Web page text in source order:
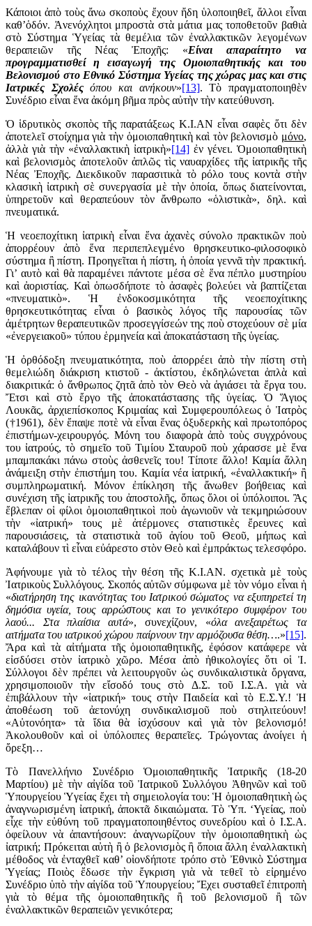
Κάποιοι ἀπὸ τοὺς ἄνω σκοποὺς ἔχουν ἤδη ὑλοποιηθεῖ, ἄλλοι εἶναι
καθ’ὁδόν. Ἀνενόχλητοι μπροστὰ στὰ μάτια μας τοποθετοῦν βαθιὰ
στὸ Σύστημα Ὑγείας τὰ θεμέλια τῶν ἐναλλακτικῶν λεγομένων
θεραπειῶν τῆς Νέας Ἐποχῆς: «Είναι απαραίτητο να
προγραμματισθεί η
εισαγωγή της Ομοιοπαθητικής και του
Βελονισμού στο Εθνικό Σύστημα Υγείας της χώρας μας και στις
Ιατρικές Σχολέςόπου και ανήκουν»[13]. Τὸ πραγματοποιηθὲν
Συνέδριο εἶναι ἕνα ἀκόμη βῆμα πρὸς αὐτὴν τὴν κατεύθυνση.
Ὁ ἱδρυτικὸς σκοπὸς τῆς παρατάξεως Κ.Ι.ΑΝ εἶναι σαφὲς ὅτι δὲν
ἀποτελεῖ στοίχημα γιὰ τὴν ὁμοιοπαθητικὴ καὶ τὸν βελονισμὸ μόνο,
ἀλλὰ γιὰ τὴν «ἐναλλακτικὴ ἰατρικὴ»[14] ἐν γένει. Ὁμοιοπαθητικὴ
καὶ βελονισμὸς ἀποτελοῦν ἁπλῶς τὶς ναυαρχίδες τῆς ἰατρικῆς τῆς
Νέας Ἐποχῆς. Διεκδικοῦν παρασιτικὰ τὸ ρόλο τους κοντὰ στὴν
κλασικὴ ἰατρικὴ σὲ συνεργασία μὲ τὴν ὁποία, ὅπως διατείνονται,
ὑπηρετοῦν καὶ θεραπεύουν τὸν ἄνθρωπο «ὁλιστικὰ», δηλ. καὶ
πνευματικά.
Ἡ νεοεποχίτικη ἰατρικὴ εἶναι ἕνα ἀχανὲς σύνολο πρακτικῶν ποὺ
ἀπορρέουν ἀπὸ ἕνα περιπεπλεγμένο θρησκευτικο-φιλοσοφικὸ
σύστημα ἢ πίστη. Προηγεῖται ἡ πίστη, ἡ ὁποία γεννᾶ τὴν πρακτική.
Γι’ αυτὸ καὶ θὰ παραμένει πάντοτε μέσα σὲ ἕνα πέπλο μυστηρίου
καὶ ἀοριστίας. Καὶ ὁπωσδήποτε τὸ ἀσαφὲς βολεύει νὰ βαπτίζεται
«πνευματικὸ». Ἡ ἐνδοκοσμικότητα τῆς νεοεποχίτικης
θρησκευτικότητας εἶναι ὁ βασικὸς λόγος τῆς παρουσίας τῶν
ἀμέτρητων θεραπευτικῶν προσεγγίσεών της ποὺ στοχεύουν σὲ μία
«ἐνεργειακοῦ» τύπου ἑρμηνεία καὶ ἀποκατάσταση τῆς ὑγείας.
Ἡ ὀρθόδοξη πνευματικότητα, ποὺ ἀπορρέει ἀπὸ τὴν πίστη στὴ
θεμελιώδη διάκριση κτιστοῦ - ἀκτίστου, ἐκδηλώνεται ἁπλὰ καὶ
διακριτικά: ὁ ἄνθρωπος ζητᾶ ἀπὸ τὸν Θεὸ νὰ ἁγιάσει τὰ ἔργα του.
Ἔτσι καὶ στὸ ἔργο τῆς ἀποκατάστασης τῆς ὑγείας. Ὁ Ἅγιος
Λουκᾶς, ἀρχιεπίσκοπος Κριμαίας καὶ Συμφερουπόλεως ὁ Ἰατρὸς
(†1961), δὲν ἔπαψε ποτὲ νὰ εἶναι ἕνας ὀξυδερκὴς καὶ πρωτοπόρος
ἐπιστήμων-χειρουργός. Μόνη του διαφορὰ ἀπὸ τοὺς συγχρόνους
του ἰατρούς, τὸ σημεῖο τοῦ Τιμίου Σταυροῦ ποὺ χάρασσε μὲ ἕνα
μπαμπακάκι πάνω στοὺς ἀσθενεῖς του! Τίποτε ἄλλο! Καμία ἄλλη
ἀνάμειξη στὴν ἐπιστήμη του. Καμία νέα ἰατρική, «ἐναλλακτική» ἢ
συμπληρωματική. Μόνον ἐπίκληση τῆς ἄνωθεν βοήθειας καὶ
συνέχιση τῆς ἰατρικῆς του ἀποστολῆς, ὅπως ὅλοι οἱ ὑπόλοιποι. Ἂς
ἔβλεπαν οἱ φίλοι ὁμοιοπαθητικοὶ ποὺ ἀγωνιοῦν νὰ τεκμηριώσουν
τὴν «ἰατρική» τους μὲ ἀτέρμονες στατιστικὲς ἔρευνες καὶ
παρουσιάσεις, τὰ στατιστικὰ τοῦ ἁγίου τοῦ Θεοῦ, μήπως καὶ
καταλάβουν τὶ εἶναι εὐάρεστο στὸν Θεὸ καὶ ἐμπράκτως τελεσφόρο.
Ἀφήνουμε γιὰ τὸ τέλος τὴν θέση τῆς Κ.Ι.ΑΝ. σχετικὰ μὲ τοὺς
Ἰατρικοὺς Συλλόγους. Σκοπός αὐτῶν σύμφωνα μὲ τὸν νόμο εἶναι ἡ
«διατήρηση της ικανότητας του Ιατρικού σώματος να εξυπηρετεί τη
δημόσια υγεία, τους αρρώστους και το γενικότερο συμφέρον του
λαού... Στα πλαίσια αυτά», συνεχίζουν, «όλα ανεξαιρέτως τα
αιτήματα του ιατρικού χώρου παίρνουν την αρμόζουσα θέση….»[15].
Ἄρα καὶ τὰ αἰτήματα τῆς ὁμοιοπαθητικῆς, ἐφόσον κατάφερε νὰ
εἰσδύσει στὸν ἰατρικὸ χῶρο. Μέσα ἀπὸ ἠθικολογίες ὅτι οἱ Ἰ.
Σύλλογοι δὲν πρέπει νὰ λειτουργοῦν ὡς συνδικαλιστικὰ ὄργανα,
χρησιμοποιοῦν τὴν εἴσοδό τους στὸ Δ.Σ. τοῦ Ι.Σ.Α. γιὰ νὰ
ἐπιβάλλουν τὴν «ἰατρική» τους στὴν Παιδεία καὶ τὸ Ε.Σ.Υ.! Ἡ
ἀποθέωση τοῦ ἀετονύχη συνδικαλισμοῦ ποὺ στηλιτεύουν!
«Αὐτονόητα» τὰ ἴδια θὰ ἰσχύσουν καὶ γιὰ τὸν βελονισμό!
Ἀκολουθοῦν καὶ οἱ ὑπόλοιπες θεραπεῖες. Τρώγοντας ἀνοίγει ἡ
ὄρεξη…
Τὸ Πανελλήνιο Συνέδριο Ὁμοιοπαθητικῆς Ἰατρικῆς (18-20
Μαρτίου) μὲ τὴν αἰγίδα τοῦ Ἰατρικοῦ Συλλόγου Ἀθηνῶν καὶ τοῦ
Ὑπουργείου Ὑγείας ἔχει τὴ σημειολογία του: Ἡ ὁμοιοπαθητικὴ ὡς
ἀναγνωρισμένη ἰατρική, ἀποκτᾶ δικαιώματα. Τὸ Ὑπ. ‘Υγείας, ποὺ
εἶχε τὴν εὐθύνη τοῦ πραγματοποιηθέντος συνεδρίου καὶ ὁ Ι.Σ.Α.
ὀφείλουν νὰ ἀπαντήσουν: ἀναγνωρίζουν τὴν ὁμοιοπαθητικὴ ὡς
ἰατρική; Πρόκειται αὐτὴ ἢ ὁ βελονισμὸς ἢ ὅποια ἄλλη ἐναλλακτικὴ
μέθοδος νὰ ἐνταχθεῖ καθ’ οἱονδήποτε τρόπο στὸ Ἐθνικὸ Σύστημα
Ὑγείας; Ποιὸς ἔδωσε τὴν ἔγκριση γιὰ νὰ τεθεῖ τὸ εἰρημένο
Συνέδριο ὑπὸ τὴν αἰγίδα τοῦ Ὑπουργείου; Ἔχει συσταθεῖ ἐπιτροπὴ
γιὰ τὸ θέμα τῆς ὁμοιοπαθητικῆς ἢ τοῦ βελονισμοῦ ἢ τῶν
ἐναλλακτικῶν θεραπειῶν γενικότερα;